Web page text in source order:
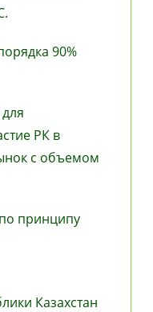
90%
РК в
с объемом
принципу
Казахстан